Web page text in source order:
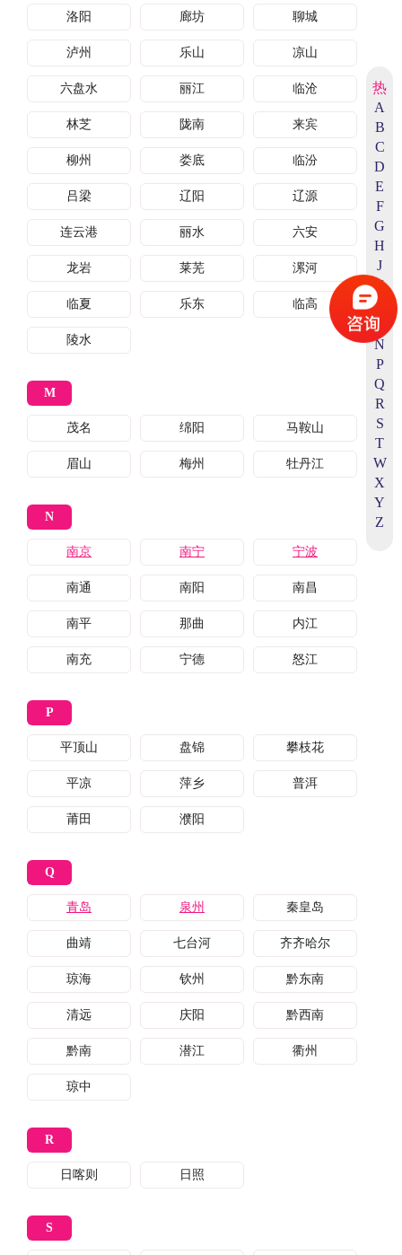
洛阳 廊坊 聊城
泸州 乐山 凉山
六盘水 丽江 临沧
林芝 陇南 来宾
柳州 娄底 临汾
吕梁 辽阳 辽源
连云港 丽水 六安
龙岩 莱芜 漯河
临夏 乐东 临高
陵水
M
茂名 绵阳 马鞍山
眉山 梅州 牡丹江
N
南京 南宁 宁波
南通 南阳 南昌
南平 那曲 内江
南充 宁德 怒江
P
平顶山 盘锦 攀枝花
平凉 萍乡 普洱
莆田 濮阳
Q
青岛 泉州 秦皇岛
曲靖 七台河 齐齐哈尔
琼海 钦州 黔东南
清远 庆阳 黔西南
黔南 潜江 衢州
琼中
R
日喀则 日照
S
热
A
B
C
D
E
F
G
H
J
K
L
M
N
P
Q
R
S
T
W
X
Y
Z